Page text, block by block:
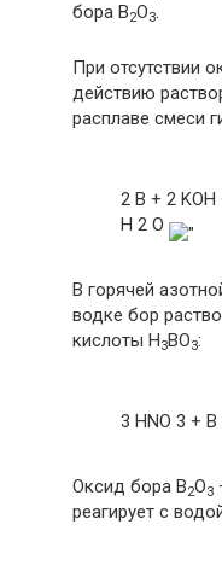
бора B2O3.
При отсутствии
действию
расплаве смеси
2 B + 2
H 2 O
В горячей
водке бор
кислоты H3BO3:
3 HNO 3 +
Оксид бора B2O3
реагирует с